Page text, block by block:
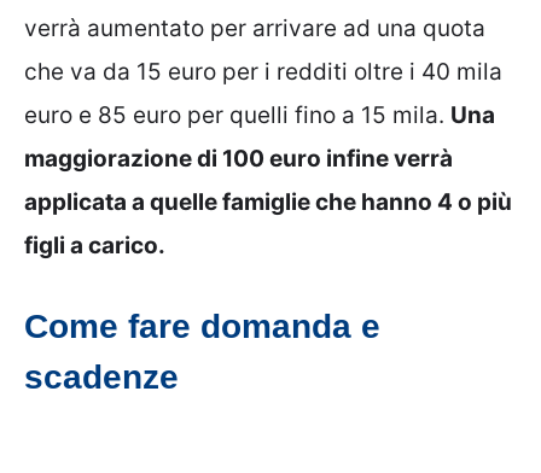
verrà aumentato per arrivare ad una quota
che va da 15 euro per i redditi oltre i 40 mila
euro e 85 euro per quelli fino a 15 mila. Una
maggiorazione di 100 euro infine verrà
applicata a quelle famiglie che hanno 4 o più
figli a carico.
Come fare domanda e
scadenze